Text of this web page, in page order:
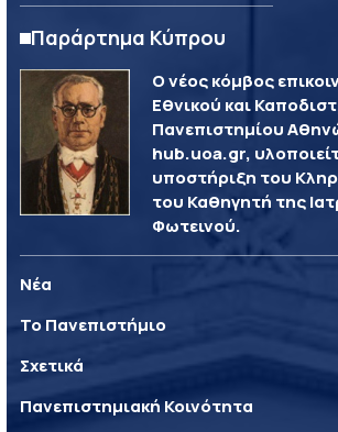
Παράρτημα Κύπρου
Ο νέος κόμβος
Εθνικού και
Πανεπιστημίου
hub.uoa.gr,
υποστήριξη του
του Καθηγητή της
Φωτεινού.
Νέα
Το Πανεπιστήμιο
Σχετικά
Πανεπιστημιακή Κοινότητα